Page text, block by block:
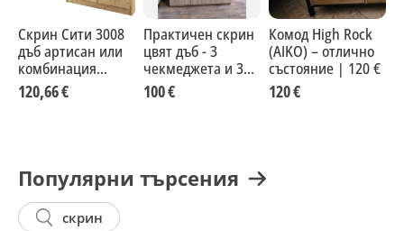
Скрин Сити 3008
дъб артисан или
комбинация
мока/ лате
120,66 €
Практичен скрин
цвят дъб - 3
чекмеджета и 3
врати
100 €
Комод High Rock
(AIKO) – отлично
състояние | 120 €
120 €
Популярни търсения
скрин